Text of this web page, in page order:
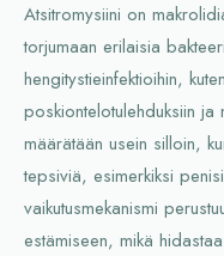
Atsitromysiini on
torjumaan erilaisia
hengitystieinfektioihin,
poskiontelotulehduksiin ja
määrätään usein silloin,
tepsiviä, esimerkiksi
vaikutusmekanismi
estämiseen, mikä